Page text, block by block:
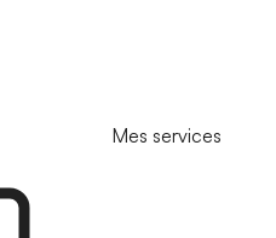
Mes services